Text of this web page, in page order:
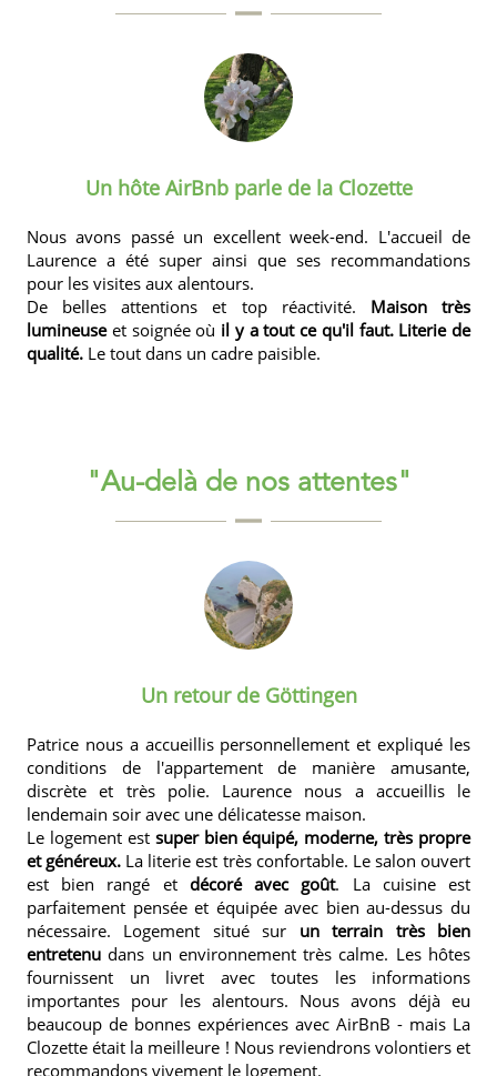
Un hôte AirBnb parle de la Clozette
Nous avons passé un excellent week-end. L'accueil de
Laurence a été super ainsi que ses recommandations
pour les visites aux alentours.
De belles attentions et top réactivité. Maison très
lumineuseet soignée où il y a tout ce qu'il faut. Literie de
qualité. Le tout dans un cadre paisible.
"Au-delà de nos attentes"
Un retour de Göttingen
Patrice nous a accueillis personnellement et expliqué les
conditions de l'appartement de manière amusante,
discrète et très polie. Laurence nous a accueillis le
lendemain soir avec une délicatesse maison.
Le logement est super bien équipé, moderne, très propre
et généreux. La literie est très confortable. Le salon ouvert
est bien rangé et décoré avec goût. La cuisine est
parfaitement pensée et équipée avec bien au-dessus du
nécessaire. Logement situé sur un terrain très bien
entretenudans un environnement très calme. Les hôtes
fournissent un livret avec toutes les informations
importantes pour les alentours. Nous avons déjà eu
beaucoup de bonnes expériences avec AirBnB - mais La
Clozette était la meilleure ! Nous reviendrons volontiers et
recommandons vivement le logement.